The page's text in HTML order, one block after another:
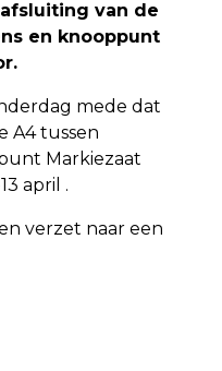
van de
en knooppunt
mede dat
A4 tussen
Markiezaat
april .
verzet naar een